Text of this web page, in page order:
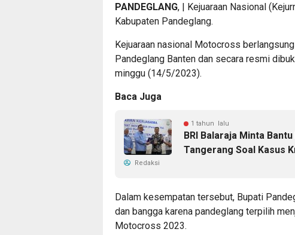
PANDEGLANG, | Kejuaraan Nasional
Kabupaten Pandeglang.
Kejuaraan nasional Motocross
Pandeglang Banten dan secara resmi
minggu (14/5/2023).
Baca Juga
1 tahun lalu
BRI Balaraja Minta
Tangerang Soal Kasus
Redaksi
Dalam kesempatan tersebut, Bupati
dan bangga karena pandeglang terpilih
Motocross 2023.